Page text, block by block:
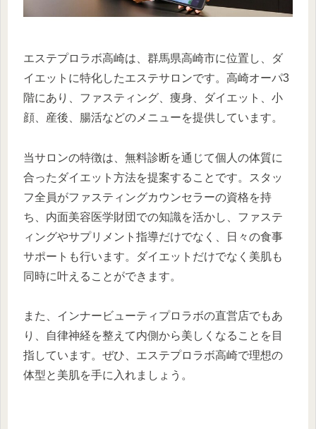
エステプロラボ高崎は、群馬県高崎市に位置し、ダ
イエットに特化したエステサロンです。高崎オーパ3
階にあり、ファスティング、痩身、ダイエット、小
顔、産後、腸活などのメニューを提供しています。
当サロンの特徴は、無料診断を通じて個人の体質に
合ったダイエット方法を提案することです。スタッ
フ全員がファスティングカウンセラーの資格を持
ち、内面美容医学財団での知識を活かし、ファステ
ィングやサプリメント指導だけでなく、日々の食事
サポートも行います。ダイエットだけでなく美肌も
同時に叶えることができます。
また、インナービューティプロラボの直営店でもあ
り、自律神経を整えて内側から美しくなることを目
指しています。ぜひ、エステプロラボ高崎で理想の
体型と美肌を手に入れましょう。